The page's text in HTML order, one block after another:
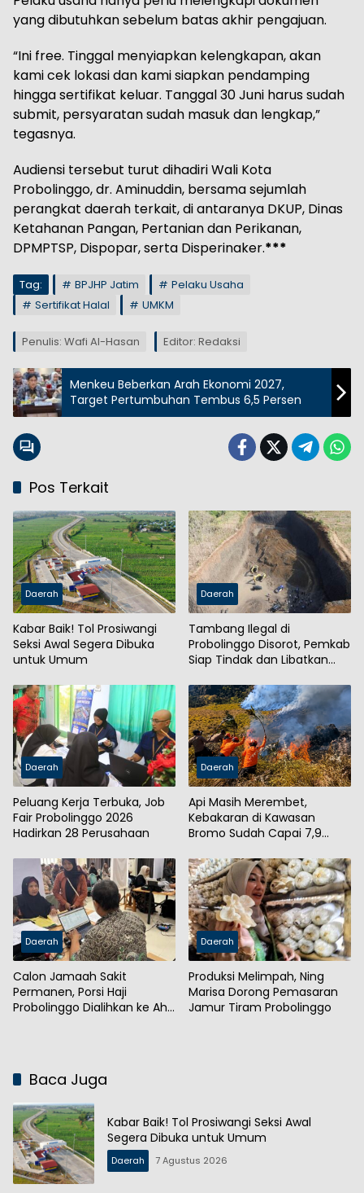
yang dibutuhkan sebelum batas akhir pengajuan.
“Ini free. Tinggal menyiapkan kelengkapan, akan
kami cek lokasi dan kami siapkan pendamping
hingga sertifikat keluar. Tanggal 30 Juni harus sudah
submit, persyaratan sudah masuk dan lengkap,”
tegasnya.
Audiensi tersebut turut dihadiri Wali Kota
Probolinggo, dr. Aminuddin, bersama sejumlah
perangkat daerah terkait, di antaranya DKUP, Dinas
Ketahanan Pangan, Pertanian dan Perikanan,
DPMPTSP, Dispopar, serta Disperinaker.***
Tag: BPJHP Jatim
Pelaku Usaha
Sertifikat Halal
UMKM
Penulis: Wafi Al-Hasan Editor: Redaksi
Menkeu Beberkan Arah Ekonomi 2027,
Target Pertumbuhan Tembus 6,5 Persen
Pos Terkait
Daerah
Kabar Baik! Tol Prosiwangi
Seksi Awal Segera Dibuka
untuk Umum
Daerah
Tambang Ilegal di
Probolinggo Disorot, Pemkab
Siap Tindak dan Libatkan
Daerah
Peluang Kerja Terbuka, Job
Fair Probolinggo 2026
Hadirkan 28 Perusahaan
Daerah
Api Masih Merembet,
Kebakaran di Kawasan
Bromo Sudah Capai 7,9
Daerah
Calon Jamaah Sakit
Permanen, Porsi Haji
Probolinggo Dialihkan ke Ahli
Daerah
Produksi Melimpah, Ning
Marisa Dorong Pemasaran
Jamur Tiram Probolinggo
Baca Juga
Kabar Baik! Tol Prosiwangi Seksi Awal
Segera Dibuka untuk Umum
Daerah 7 Agustus 2026